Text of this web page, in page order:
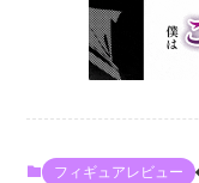
フィギュアレビュー